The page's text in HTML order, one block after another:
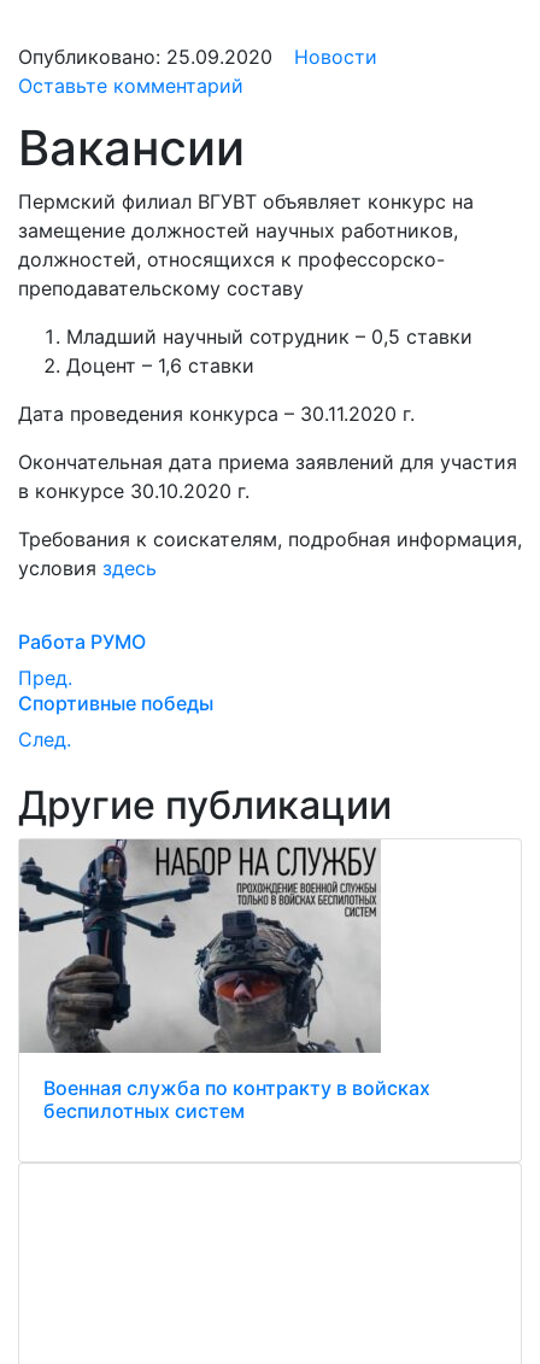
Опубликовано: 25.09.2020
Новости
Оставьте комментарий
Вакансии
Пермский филиал ВГУВТ объявляет конкурс на
замещение должностей научных работников,
должностей, относящихся к профессорско-
преподавательскому составу
Младший научный сотрудник – 0,5 ставки
Доцент – 1,6 ставки
Дата проведения конкурса – 30.11.2020 г.
Окончательная дата приема заявлений для участия
в конкурсе 30.10.2020 г.
Требования к соиcкателям, подробная информация,
условия здесь
Работа РУМО
Пред.
Спортивные победы
След.
Другие публикации
Военная служба по контракту в войсках
беспилотных систем